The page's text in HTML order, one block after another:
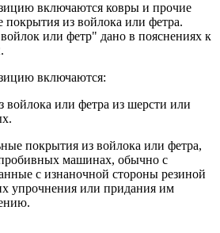
включаются ковры и прочие
покрытия из войлока или фетра.
или фетр" дано в пояснениях к
включаются:
или фетра из шерсти или
покрытия из войлока или фетра,
машинах, обычно с
с изнаночной стороны резиной
упрочнения или придания им